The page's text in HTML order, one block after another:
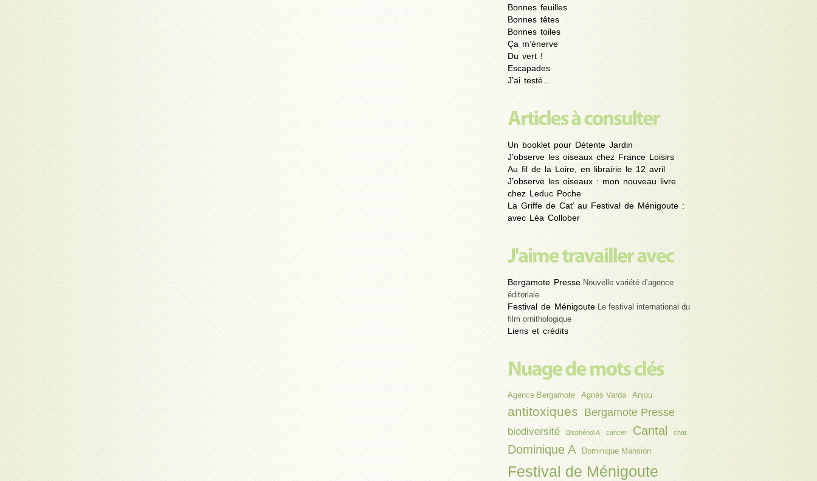
Bonnes feuilles
Bonnes têtes
Bonnes toiles
Ça m’énerve
Du vert !
Escapades
J’ai testé…
Un booklet pour Détente Jardin
J’observe les oiseaux chez France Loisirs
Au fil de la Loire, en librairie le 12 avril
J’observe les oiseaux : mon nouveau livre
chez Leduc Poche
La Griffe de Cat’ au Festival de Ménigoute :
avec Léa Collober
Bergamote Presse Nouvelle variété d’agence
éditoriale
Festival de Ménigoute Le festival international du
film ornithologique
Liens et crédits
Agence Bergamote Agnès Varda Anjou
antitoxiques Bergamote Presse
biodiversité Bisphénol A cancer Cantal chat
Dominique A Dominique Mansion
Festival de Ménigoute